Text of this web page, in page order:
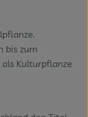
bis zum
Kulturpflanze